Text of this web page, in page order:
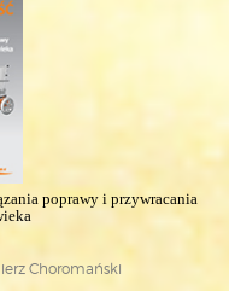
poprawy i przywracania
Choromański